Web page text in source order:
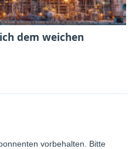
dem weichen
vorbehalten. Bitte